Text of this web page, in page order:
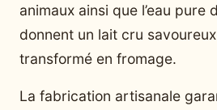
animaux ainsi que l’eau pure
donnent un lait cru
transformé en fromage.
La fabrication artisanale